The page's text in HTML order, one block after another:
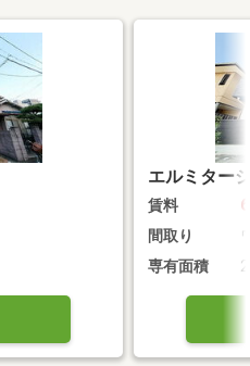
エルミター
賃料
間取り
専有面積